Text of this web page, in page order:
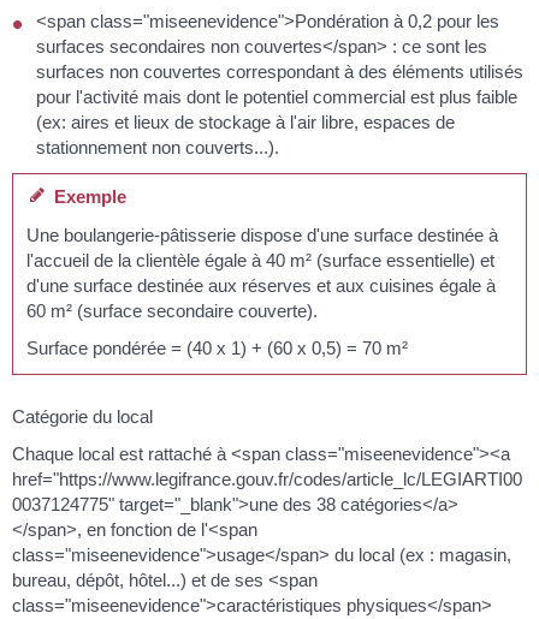
<span class="miseenevidence">Pondération à 0,2 pour les
surfaces secondaires non couvertes</span> : ce sont les
surfaces non couvertes correspondant à des éléments utilisés
pour l'activité mais dont le potentiel commercial est plus faible
(ex: aires et lieux de stockage à l'air libre, espaces de
stationnement non couverts...).
Exemple
Une boulangerie-pâtisserie dispose d'une surface destinée à
l'accueil de la clientèle égale à 40 m² (surface essentielle) et
d'une surface destinée aux réserves et aux cuisines égale à
60 m² (surface secondaire couverte).
Surface pondérée = (40 x 1) + (60 x 0,5) = 70 m²
Catégorie du local
Chaque local est rattaché à <span class="miseenevidence"><a
href="https://www.legifrance.gouv.fr/codes/article_lc/LEGIARTI00
0037124775" target="_blank">une des 38 catégories</a>
</span>, en fonction de l'<span
class="miseenevidence">usage</span> du local (ex : magasin,
bureau, dépôt, hôtel...) et de ses <span
class="miseenevidence">caractéristiques physiques</span>